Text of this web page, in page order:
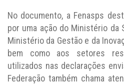
No documento, a Fenasps
por uma ação do Ministério da
Ministério da Gestão e da
bem como aos setores
utilizados nas declarações
Federação também chama